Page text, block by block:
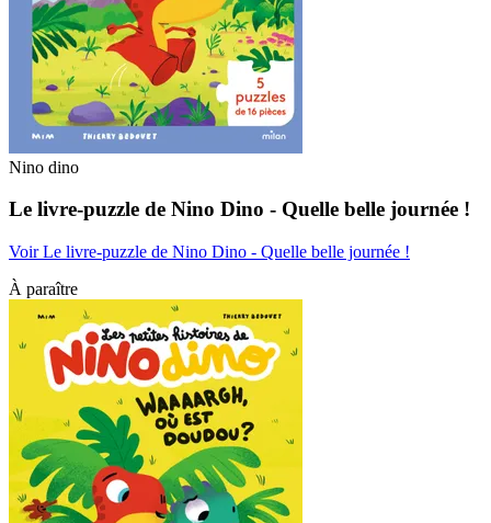
Nino dino
Le livre-puzzle de Nino Dino - Quelle belle journée !
Voir Le livre-puzzle de Nino Dino - Quelle belle journée !
À paraître